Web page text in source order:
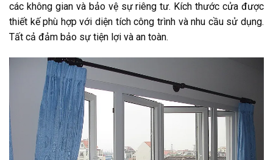
các không gian và bảo vệ sự riêng tư. Kích thước cửa được
thiết kế phù hợp với diện tích công trình và nhu cầu sử dụng.
Tất cả đảm bảo sự tiện lợi và an toàn.